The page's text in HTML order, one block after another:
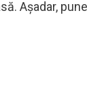
Așadar,